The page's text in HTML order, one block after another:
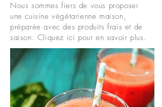
Nous sommes fiers de vous proposer
une cuisine végétarienne maison,
préparée avec des produits frais et de
saison. Cliquez ici pour en savoir plus.